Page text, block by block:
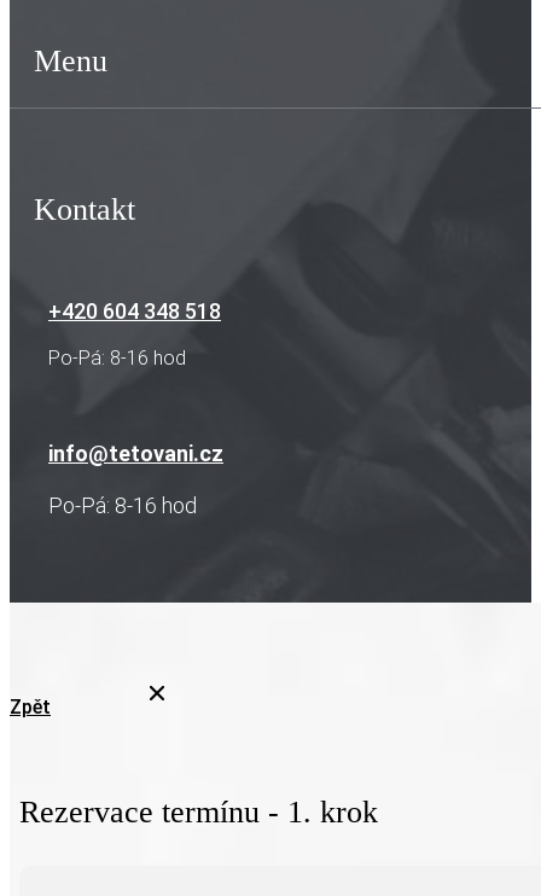
Menu
Kontakt
+420 604 348 518
Po-Pá: 8-16 hod
info@tetovani.cz
Po-Pá: 8-16 hod
Zpět
Rezervace termínu - 1. krok